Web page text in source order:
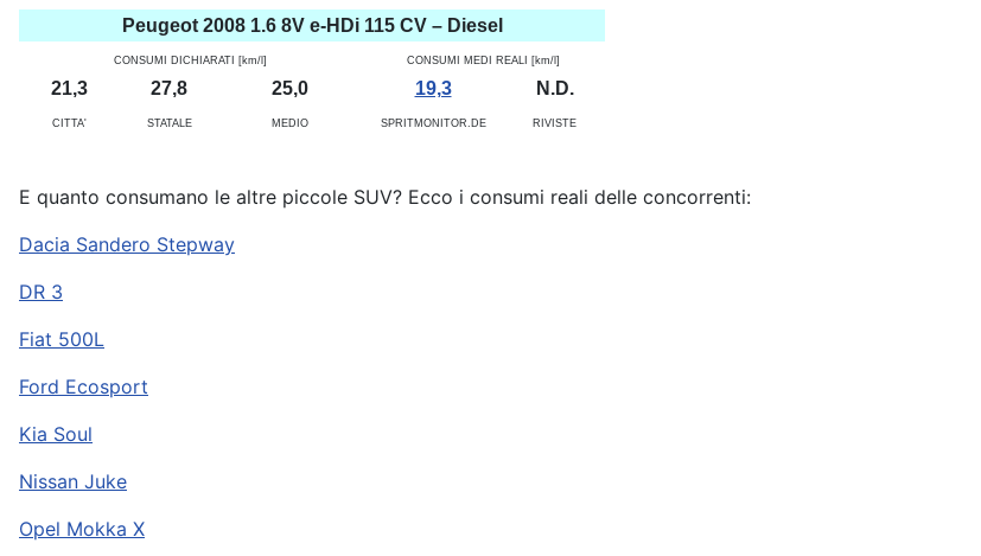
Peugeot 2008 1.6 8V e-HDi 115 CV – Diesel
CONSUMI DICHIARATI [km/l] CONSUMI MEDI REALI [km/l]
21,3 27,8 25,0 19,3 N.D.
CITTA' STATALE MEDIO SPRITMONITOR.DE RIVISTE
E quanto consumano le altre piccole SUV? Ecco i consumi reali delle concorrenti:
Dacia Sandero Stepway
DR 3
Fiat 500L
Ford Ecosport
Kia Soul
Nissan Juke
Opel Mokka X